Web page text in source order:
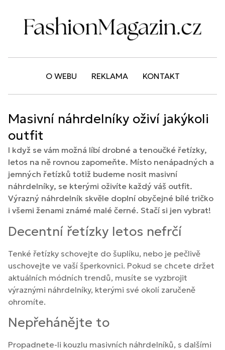
O WEBU REKLAMA KONTAKT
Masivní náhrdelníky oživí jakýkoli
outfit
I když se vám možná líbí drobné a tenoučké řetízky,
letos na ně rovnou zapomeňte. Místo nenápadných a
jemných řetízků totiž budeme nosit masivní
náhrdelníky, se kterými oživíte každý váš outfit.
Výrazný náhrdelník skvěle doplní obyčejné bílé tričko
i všemi ženami známé malé černé. Stačí si jen vybrat!
Decentní řetízky letos nefrčí
Tenké řetízky schovejte do šuplíku, nebo je pečlivě
uschovejte ve vaší šperkovnici. Pokud se chcete držet
aktuálních módních trendů, musíte se vyzbrojit
výraznými náhrdelníky, kterými své okolí zaručeně
ohromíte.
Nepřehánějte to
Propadnete-li kouzlu masivních náhrdelníků, s dalšími